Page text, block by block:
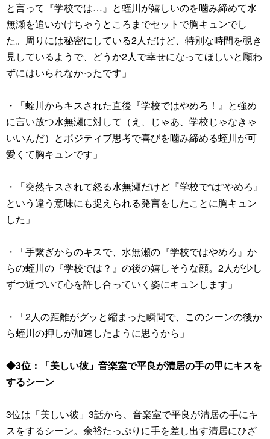
と言って『学校では…』と蛭川が嬉しいのを噛み締めて水
無瀬を追いかけちゃうところまでセットで胸キュンでし
た。周りには秘密にしている2人だけど、特別な時間を覗き
見しているようで、どうか2人で幸せになってほしいと願わ
ずにはいられなかったです」
・「蛭川からキスされた直後『学校ではやめろ！』と強め
に言い放つ水無瀬に対して（え、じゃあ、学校じゃなきゃ
いいんだ）とポジティブ思考で喜びを噛み締める蛭川が可
愛くて胸キュンです」
・「突然キスされて怒る水無瀬だけど『学校で“は”やめろ』
という違う意味にも捉えられる発言をしたことに胸キュン
した」
・「手繋ぎからのキスで、水無瀬の『学校ではやめろ』か
らの蛭川の『学校では？』の後の嬉しそうな顔。2人が少し
ずつ近づいて心を許し合っていく姿にキュンします」
・「2人の距離がグッと縮まった瞬間で、このシーンの後か
ら蛭川の押しが加速したように思うから」
◆3位：「美しい彼」音楽室で平良が清居の手の甲にキスを
するシーン
3位は「美しい彼」3話から、音楽室で平良が清居の手にキ
スをするシーン。余裕たっぷりに手を差し出す清居にひざ